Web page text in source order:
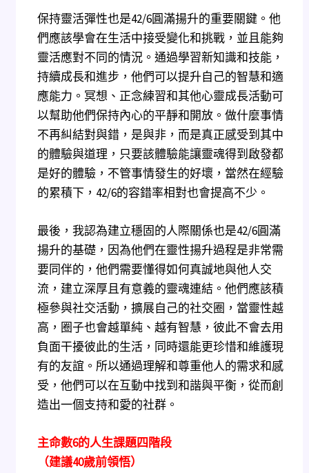
保持靈活彈性也是42/6圓滿揚升的重要關鍵。他
們應該學會在生活中接受變化和挑戰，並且能夠
靈活應對不同的情況。通過學習新知識和技能，
持續成長和進步，他們可以提升自己的智慧和適
應能力。冥想、正念練習和其他心靈成長活動可
以幫助他們保持內心的平靜和開放。做什麼事情
不再糾結對與錯，是與非，而是真正感受到其中
的體驗與道理，只要該體驗能讓靈魂得到啟發都
是好的體驗，不管事情發生的好壞，當然在經驗
的累積下，42/6的容錯率相對也會提高不少。
最後，我認為建立穩固的人際關係也是42/6圓滿
揚升的基礎，因為他們在靈性揚升過程是非常需
要同伴的，他們需要懂得如何真誠地與他人交
流，建立深厚且有意義的靈魂連結。他們應該積
極參與社交活動，擴展自己的社交圈，當靈性越
高，圈子也會越單純、越有智慧，彼此不會去用
負面干擾彼此的生活，同時還能更珍惜和維護現
有的友誼。所以通過理解和尊重他人的需求和感
受，他們可以在互動中找到和諧與平衡，從而創
造出一個支持和愛的社群。
主命數6的人生課題四階段
（建議40歲前領悟）